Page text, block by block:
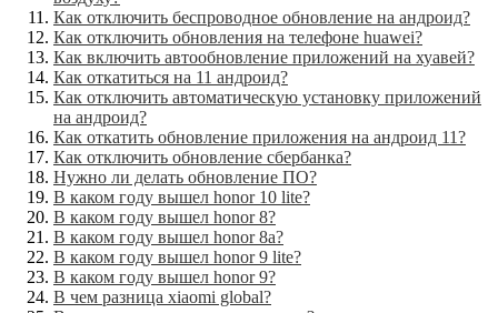
Как отключить беспроводное обновление на андроид?
Как отключить обновления на телефоне huawei?
Как включить автообновление приложений на хуавей?
Как откатиться на 11 андроид?
Как отключить автоматическую установку приложений
на андроид?
Как откатить обновление приложения на андроид 11?
Как отключить обновление сбербанка?
Нужно ли делать обновление ПО?
В каком году вышел honor 10 lite?
В каком году вышел honor 8?
В каком году вышел honor 8a?
В каком году вышел honor 9 lite?
В каком году вышел honor 9?
В чем разница xiaomi global?